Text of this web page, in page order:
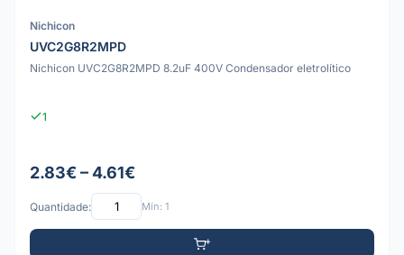
Nichicon
UVC2G8R2MPD
Nichicon UVC2G8R2MPD 8.2uF 400V Condensador eletrolítico
1
2.83€ – 4.61€
Quantidade: Mín: 1